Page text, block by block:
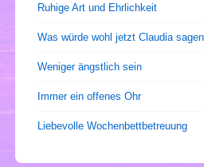
Ruhige Art und Ehrlichkeit
Was würde wohl jetzt Claudia
Weniger ängstlich sein
Immer ein offenes Ohr
Liebevolle Wochenbettbetreuung